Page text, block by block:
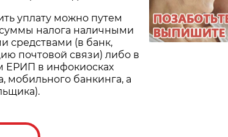
уплату можно путем
налога наличными
средствами (в банк,
почтовой связи) либо в
ЕРИП в инфокиосках
мобильного банкинга, а